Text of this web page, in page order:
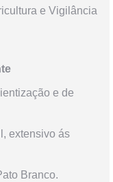
e Vigilância
e de
extensivo ás
Branco.